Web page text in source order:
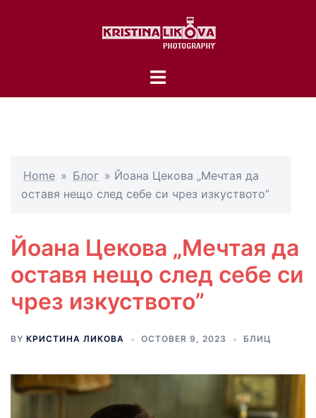
Toggle
Home » Блог » Йоана Цекова „Мечтая да
оставя нещо след себе си чрез изкуството”
Йоана Цекова „Мечтая да
оставя нещо след себе си
чрез изкуството”
BY КРИСТИНА ЛИКОВА OCTOBER 9, 2023 БЛИЦ